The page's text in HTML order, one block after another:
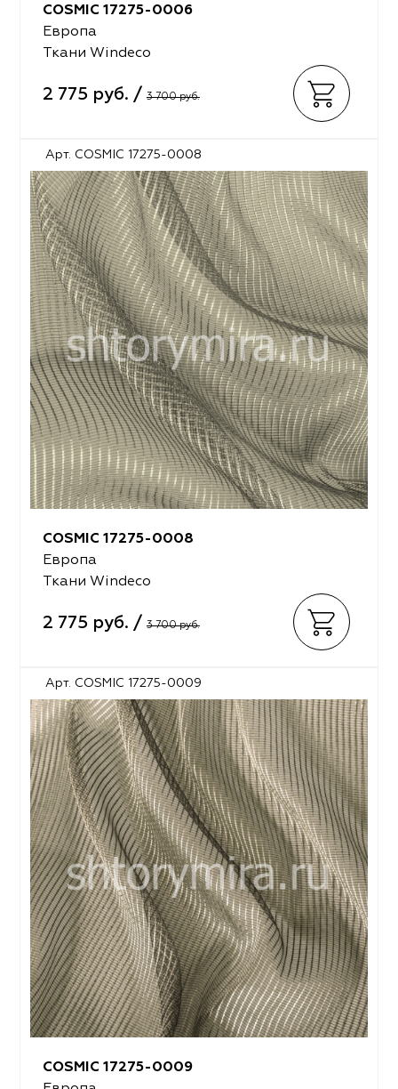
COSMIC 17275-0006
Европа
Ткани Windeco
2 775 руб. / 3 700 руб.
Арт. COSMIC 17275-0008
COSMIC 17275-0008
Европа
Ткани Windeco
2 775 руб. / 3 700 руб.
Арт. COSMIC 17275-0009
COSMIC 17275-0009